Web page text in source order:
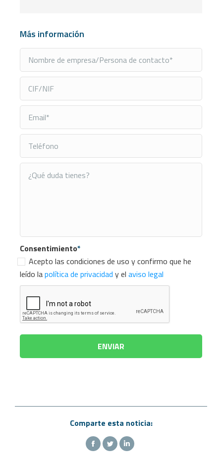
Más información
Consentimiento*
Acepto las condiciones de uso y confirmo que he
leído lapolítica de privacidad y el aviso legal
Comparte esta noticia: